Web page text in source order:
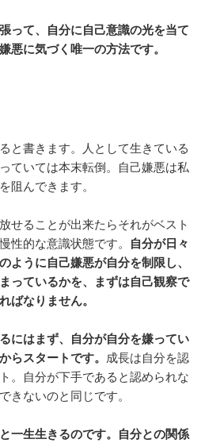
って、自分に自己意識の光を当て
悪に気づく唯一の方法です。
と書きます。人として生きている
ていては本末転倒。自己嫌悪は私
阻んできます。
せることが出来たらそれがベスト
性的な意識状態です。 自分が日々
ように自己嫌悪が自分を制限し、
っているかを、まずは自己観察で
ばなりません。
にはまず、自分が自分を嫌ってい
らスタートです。 成長は自分を認
。自分が下手であると認められな
きないのと同じです。
一生生きるのです。自分との関係